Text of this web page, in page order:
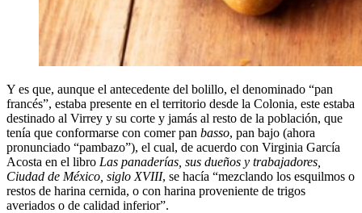
Y es que, aunque el antecedente del bolillo, el denominado “pan
francés”, estaba presente en el territorio desde la Colonia, este estaba
destinado al Virrey y su corte y jamás al resto de la población, que
tenía que conformarse con comer pan basso, pan bajo (ahora
pronunciado “pambazo”), el cual, de acuerdo con Virginia García
Acosta en el libro Las panaderías, sus dueños y trabajadores,
Ciudad de México, siglo XVIII, se hacía “mezclando los esquilmos o
restos de harina cernida, o con harina proveniente de trigos
averiados o de calidad inferior”.